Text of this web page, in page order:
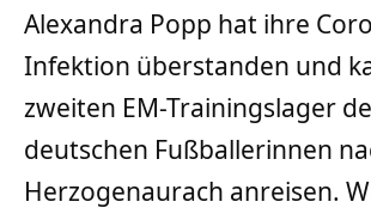
Alexandra Popp hat ihre
Infektion überstanden und
zweiten EM-Trainingslager
deutschen Fußballerinnen
Herzogenaurach anreisen.